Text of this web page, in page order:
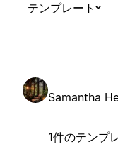
テンプレート
Samantha
1件のテンプ